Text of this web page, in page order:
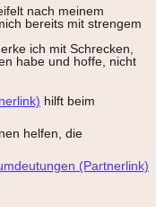
nach meinem
bereits mit strengem
ich mit Schrecken,
habe und hoffe, nicht
hilft beim
helfen, die
(Partnerlink)